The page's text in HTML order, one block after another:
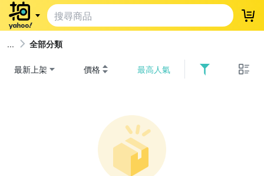
登
全部分類
最新上架 價格 最高人氣